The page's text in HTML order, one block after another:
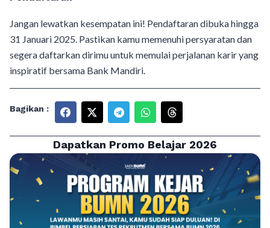
Jangan lewatkan kesempatan ini! Pendaftaran dibuka hingga
31 Januari 2025. Pastikan kamu memenuhi persyaratan dan
segera daftarkan dirimu untuk memulai perjalanan karir yang
inspiratif bersama Bank Mandiri.
Bagikan :
Dapatkan Promo Belajar 2026